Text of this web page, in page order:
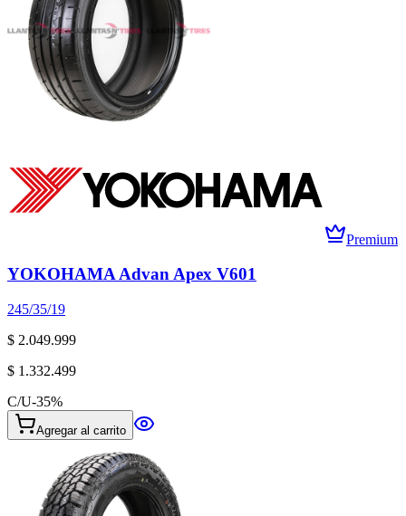
Premium
YOKOHAMA Advan Apex V601
245/35/19
$ 2.049.999
$ 1.332.499
C/U-35%
Agregar al carrito